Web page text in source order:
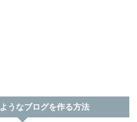
うなブログを作る方法